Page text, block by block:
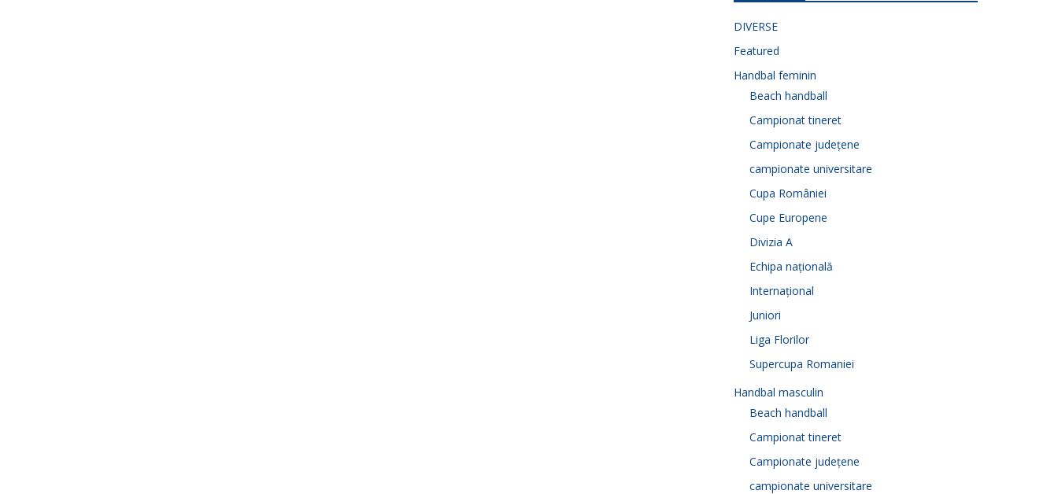
DIVERSE
Featured
Handbal feminin
Beach handball
Campionat tineret
Campionate județene
campionate universitare
Cupa României
Cupe Europene
Divizia A
Echipa națională
Internațional
Juniori
Liga Florilor
Supercupa Romaniei
Handbal masculin
Beach handball
Campionat tineret
Campionate județene
campionate universitare